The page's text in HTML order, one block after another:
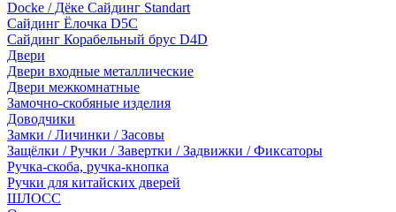
Docke / Дёке Сайдинг Standart
Сайдинг Ёлочка D5C
Сайдинг Корабельный брус D4D
Двери
Двери входные металлические
Двери межкомнатные
Замочно-скобяные изделия
Доводчики
Замки / Личинки / Засовы
Защёлки / Ручки / Завертки / Задвижки / Фиксаторы
Ручка-скоба, ручка-кнопка
Ручки для китайских дверей
ШЛОСС